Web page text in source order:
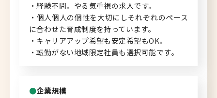
企業担当者の方へ
お問い合わせ
・経験不問。やる気重視の求人です。
・個人個人の個性を大切にしそれぞれのペース
に合わせた育成制度を持っています。
・キャリアアップ希望も安定希望もOK。
・転勤がない地域限定社員も選択可能です。
企業規模